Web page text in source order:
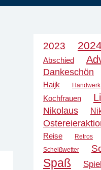
2023 2024
Abschied
Dankeschön
Haijk
Handwerk
Kochfrauen
Nikolaus
Reise Retros
Scheißwetter
Spaß Spiel